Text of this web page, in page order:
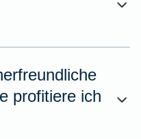
profitiere ich